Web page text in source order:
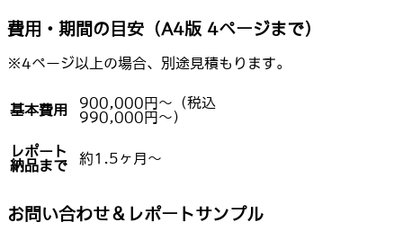
費用・期間の目安（A4版 4ページまで）
※4ページ以上の場合、別途見積もります。
基本費用
900,000円〜（税込
990,000円〜）
レポート
納品まで
約1.5ヶ月〜
お問い合わせ＆レポートサンプル